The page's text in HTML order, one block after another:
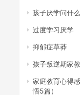
孩子厌学问什
过度学习厌学
抑郁症草莽
孩子叛逆期家
家庭教育心得
悟5篇）